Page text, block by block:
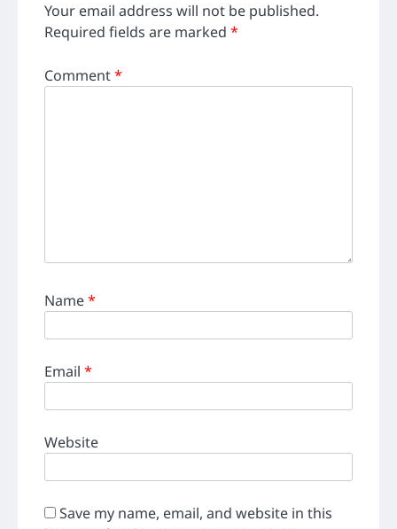
Your email address will not be published.
Required fields are marked *
Comment*
Name*
Email *
Website
Save my name, email, and website in this